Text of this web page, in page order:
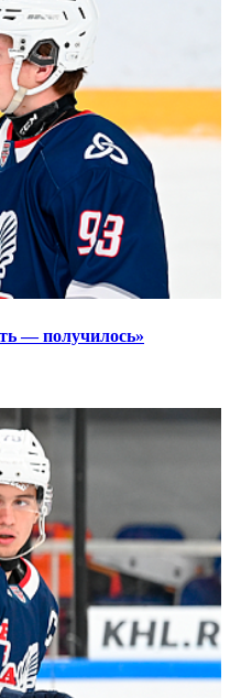
— получилось»